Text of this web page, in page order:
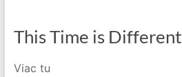
This Time is Different
Viac tu